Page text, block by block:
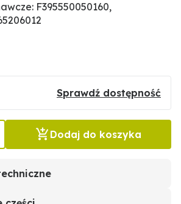
F395550050160,
Sprawdź dostępność
Dodaj do koszyka